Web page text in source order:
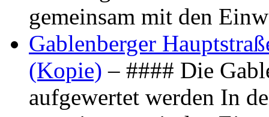
gemeinsam mit den
Gablenberger
(Kopie) – #### Die
aufgewertet werden In